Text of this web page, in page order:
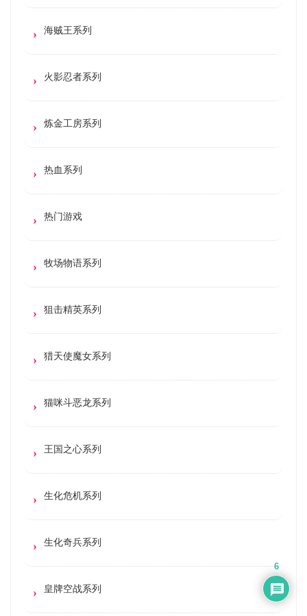
海贼王系列
火影忍者系列
炼金工房系列
热血系列
热门游戏
牧场物语系列
狙击精英系列
猎天使魔女系列
猫咪斗恶龙系列
王国之心系列
生化危机系列
生化奇兵系列
皇牌空战系列
6